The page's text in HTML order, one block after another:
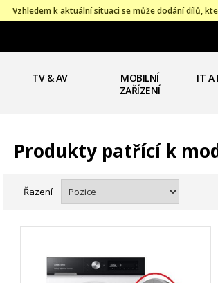
Vzhledem k aktuální situaci se může dodání dílů,
TV & AV
MOBILNÍ
ZAŘÍZENÍ
IT A
Produkty patřící k
Řazení